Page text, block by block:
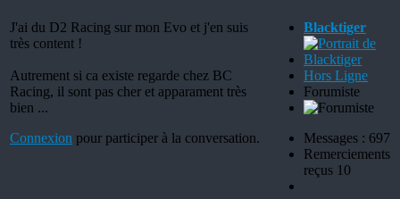
J'ai du D2 Racing sur mon Evo et j'en suis
très content !
Autrement si ca existe regarde chez BC
Racing, il sont pas cher et apparament très
bien ...
Connexion pour participer à la conversation.
Blacktiger
Hors Ligne
Forumiste
Messages : 697
Remerciements
reçus 10